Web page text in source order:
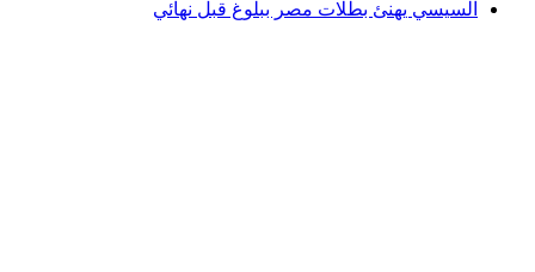
السيسي يهنئ بطلات مصر ببلوغ قبل نهائي